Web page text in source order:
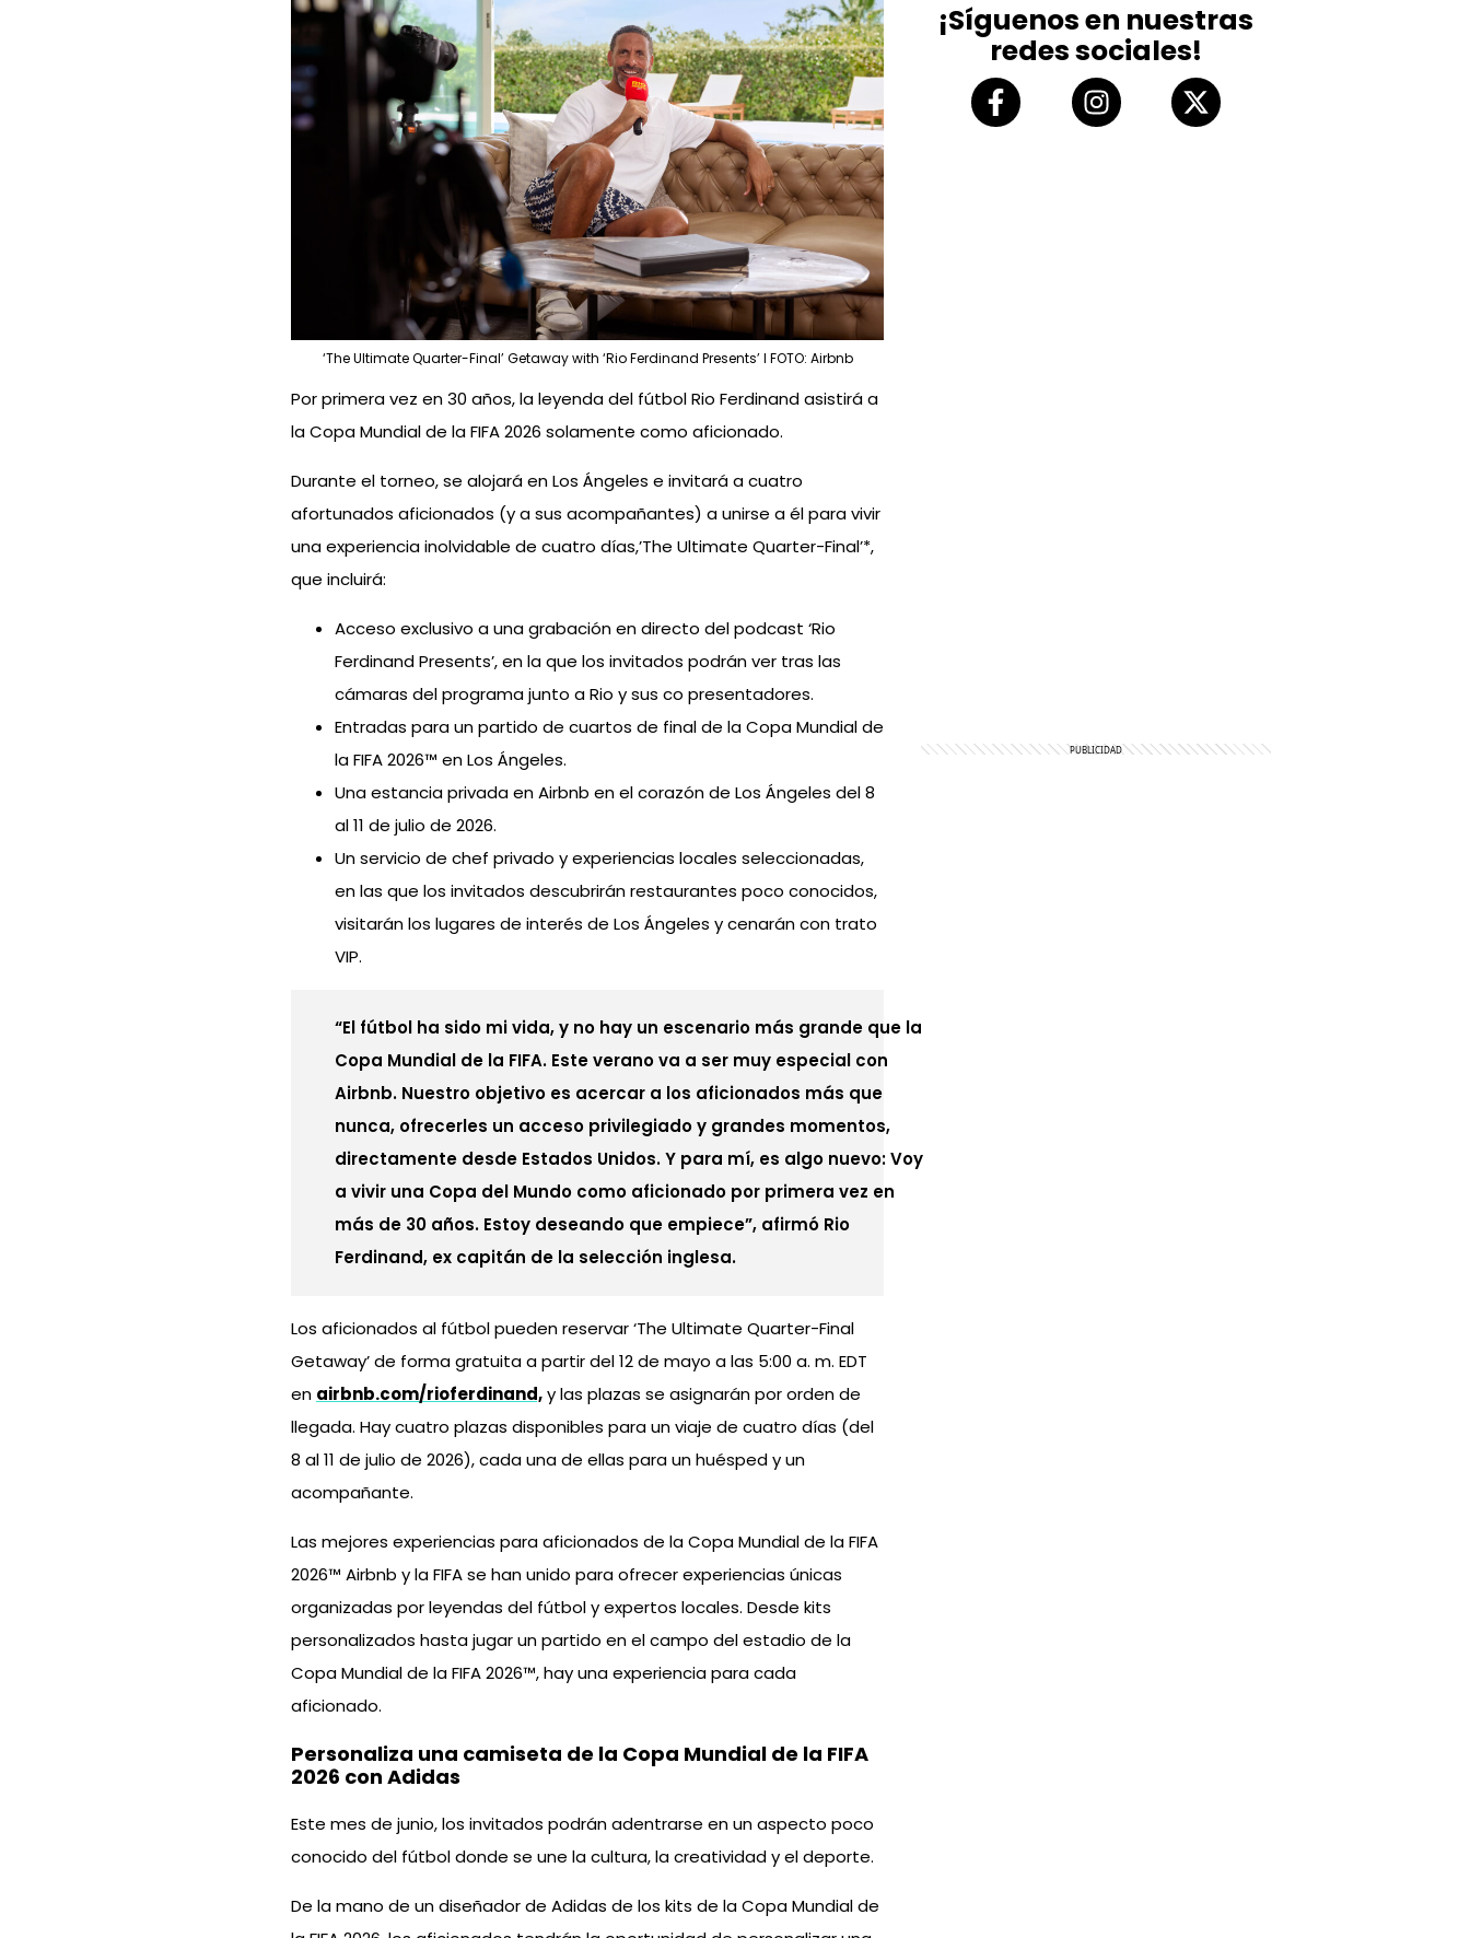
‘The Ultimate Quarter-Final’ Getaway with ‘Rio Ferdinand Presents’ l FOTO: Airbnb
Por primera vez en 30 años, la leyenda del fútbol Rio Ferdinand asistirá a
la Copa Mundial de la FIFA 2026 solamente como aficionado.
Durante el torneo, se alojará en Los Ángeles e invitará a cuatro
afortunados aficionados (y a sus acompañantes) a unirse a él para vivir
una experiencia inolvidable de cuatro días,’The Ultimate Quarter-Final’*,
que incluirá:
Acceso exclusivo a una grabación en directo del podcast ‘Rio
Ferdinand Presents’, en la que los invitados podrán ver tras las
cámaras del programa junto a Rio y sus co presentadores.
Entradas para un partido de cuartos de final de la Copa Mundial de
la FIFA 2026™ en Los Ángeles.
Una estancia privada en Airbnb en el corazón de Los Ángeles del 8
al 11 de julio de 2026.
Un servicio de chef privado y experiencias locales seleccionadas,
en las que los invitados descubrirán restaurantes poco conocidos,
visitarán los lugares de interés de Los Ángeles y cenarán con trato
VIP.
“El fútbol ha sido mi vida, y no hay un escenario más grande que la
Copa Mundial de la FIFA. Este verano va a ser muy especial con
Airbnb. Nuestro objetivo es acercar a los aficionados más que
nunca, ofrecerles un acceso privilegiado y grandes momentos,
directamente desde Estados Unidos. Y para mí, es algo nuevo: Voy
a vivir una Copa del Mundo como aficionado por primera vez en
más de 30 años. Estoy deseando que empiece”, afirmó Rio
Ferdinand, ex capitán de la selección inglesa.
Los aficionados al fútbol pueden reservar ‘The Ultimate Quarter-Final
Getaway’ de forma gratuita a partir del 12 de mayo a las 5:00 a. m. EDT
en airbnb.com/rioferdinand,y las plazas se asignarán por orden de
llegada. Hay cuatro plazas disponibles para un viaje de cuatro días (del
8 al 11 de julio de 2026), cada una de ellas para un huésped y un
acompañante.
Las mejores experiencias para aficionados de la Copa Mundial de la FIFA
2026™ Airbnb y la FIFA se han unido para ofrecer experiencias únicas
organizadas por leyendas del fútbol y expertos locales. Desde kits
personalizados hasta jugar un partido en el campo del estadio de la
Copa Mundial de la FIFA 2026™, hay una experiencia para cada
aficionado.
Personaliza una camiseta de la Copa Mundial de la FIFA
2026 con Adidas
Este mes de junio, los invitados podrán adentrarse en un aspecto poco
conocido del fútbol donde se une la cultura, la creatividad y el deporte.
De la mano de un diseñador de Adidas de los kits de la Copa Mundial de
¡Síguenos en nuestras
redes sociales!